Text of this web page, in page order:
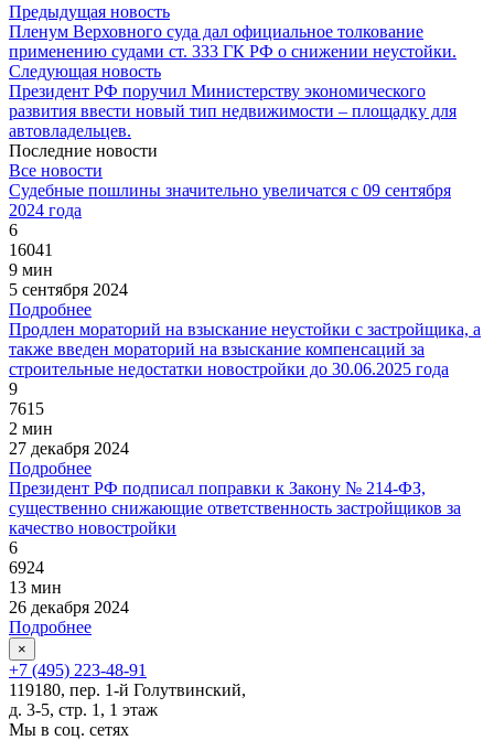
Предыдущая новость
Пленум Верховного суда дал официальное толкование
применению судами ст. 333 ГК РФ о снижении неустойки.
Следующая новость
Президент РФ поручил Министерству экономического
развития ввести новый тип недвижимости – площадку для
автовладельцев.
Последние новости
Все новости
Судебные пошлины значительно увеличатся с 09 сентября
2024 года
6
16041
9 мин
5 сентября 2024
Подробнее
Продлен мораторий на взыскание неустойки с застройщика, а
также введен мораторий на взыскание компенсаций за
строительные недостатки новостройки до 30.06.2025 года
9
7615
2 мин
27 декабря 2024
Подробнее
Президент РФ подписал поправки к Закону № 214-ФЗ,
существенно снижающие ответственность застройщиков за
качество новостройки
6
6924
13 мин
26 декабря 2024
Подробнее
×
+7 (495) 223-48-91
119180, пер. 1-й Голутвинский,
д. 3-5, стр. 1, 1 этаж
Мы в соц. сетях